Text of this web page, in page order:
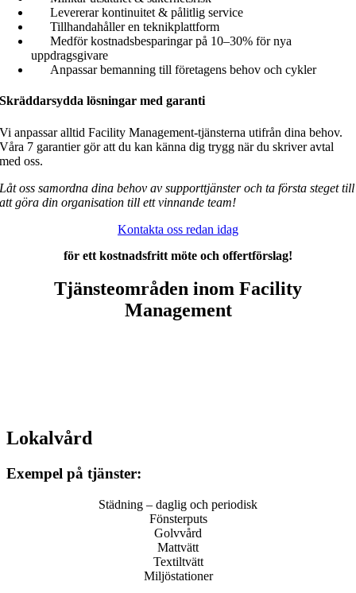
Levererar kontinuitet & pålitlig service
Tillhandahåller en teknikplattform
Medför kostnadsbesparingar på 10–30% för nya
uppdragsgivare
Anpassar bemanning till företagens behov och cykler
Skräddarsydda lösningar med garanti
Vi anpassar alltid Facility Management-tjänsterna utifrån dina behov.
Våra 7 garantier gör att du kan känna dig trygg när du skriver avtal
med oss.
Låt oss samordna dina behov av supporttjänster och ta första steget till
att göra din organisation till ett vinnande team!
Kontakta oss redan idag
för ett kostnadsfritt möte och offertförslag!
Tjänsteområden inom Facility
Management
Lokalvård
Exempel på tjänster:
Städning – daglig och periodisk
Fönsterputs
Golvvård
Mattvätt
Textiltvätt
Miljöstationer